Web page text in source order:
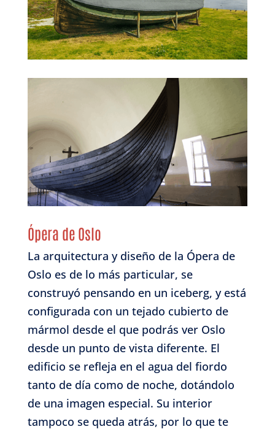
Ópera de Oslo
La arquitectura y diseño de la Ópera de
Oslo es de lo más particular, se
construyó pensando en un iceberg, y está
configurada con un tejado cubierto de
mármol desde el que podrás ver Oslo
desde un punto de vista diferente. El
edificio se refleja en el agua del fiordo
tanto de día como de noche, dotándolo
de una imagen especial. Su interior
tampoco se queda atrás, por lo que te